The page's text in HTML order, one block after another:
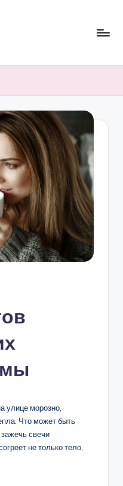
улице морозно,
Что может быть
свечи
не только тело,